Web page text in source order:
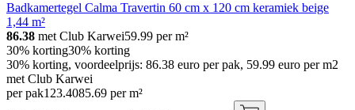
Badkamertegel Calma Travertin 60 cm x 120 cm keramiek beige
1,44 m²
86.38 met Club Karwei59.99 per m²
30% korting30% korting
30% korting, voordeelprijs: 86.38 euro per pak, 59.99 euro per m2
met Club Karwei
per pak123.4085.69 per m²